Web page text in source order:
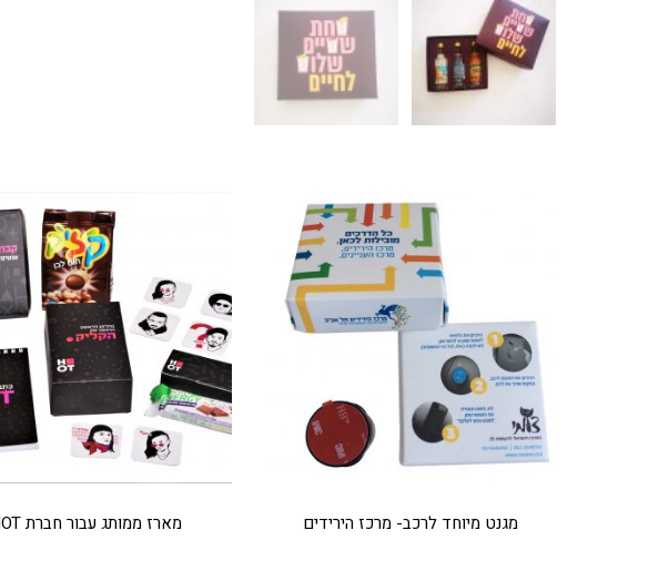
מוצרים קשורים
מגנט מיוחד לרכב- מרכז הירידים מארז ממותג עבור חברת HOT